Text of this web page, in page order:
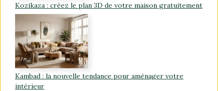
Kozikaza : créez le plan 3D de votre maison gratuitement
Kambad : la nouvelle tendance pour aménager votre
intérieur